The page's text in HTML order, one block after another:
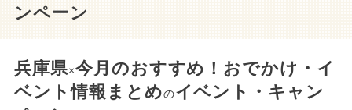
ンペーン
兵庫県×今月のおすすめ！おでかけ・イ
ベント情報まとめのイベント・キャン